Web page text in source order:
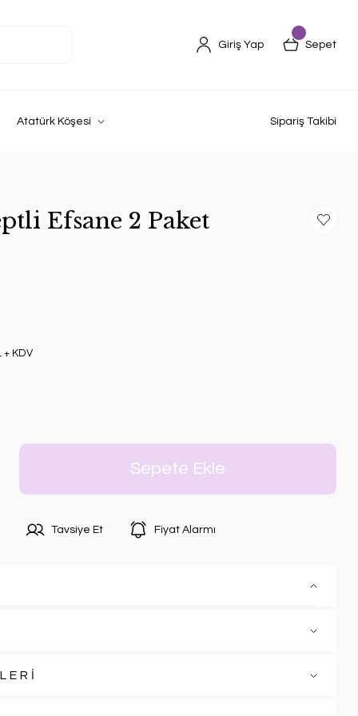
Giriş Yap Sepet
Atatürk Köşesi Sipariş Takibi
Efsane 2 Paket
+ KDV
Sepete Ekle
Tavsiye Et Fiyat Alarmı